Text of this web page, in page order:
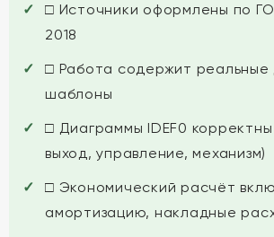
□ Источники оформлены по
2018
□ Работа содержит реальные
шаблоны
□ Диаграммы IDEF0 корректны
выход, управление, механизм)
□ Экономический расчёт
амортизацию, накладные